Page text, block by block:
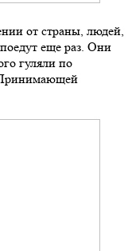
от страны, людей,
еще раз. Они
гуляли по
Принимающей